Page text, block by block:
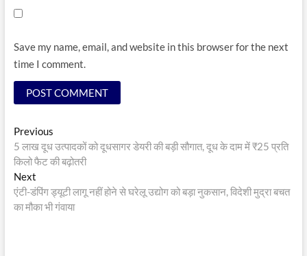
Save my name, email, and website in this browser for the next
time I comment.
Post
navigation
PreviousPrevious
post:
5 लाख दूध उत्पादकों को दूधसागर डेयरी की बड़ी सौगात, दूध के दाम में ₹25 प्रति
किलो फैट की बढ़ोतरी
NextNext
post:
एंटी-डंपिंग ड्यूटी लागू नहीं होने से घरेलू उद्योग को बड़ा नुकसान, विदेशी मुद्रा बचत
का मौका भी गंवाया